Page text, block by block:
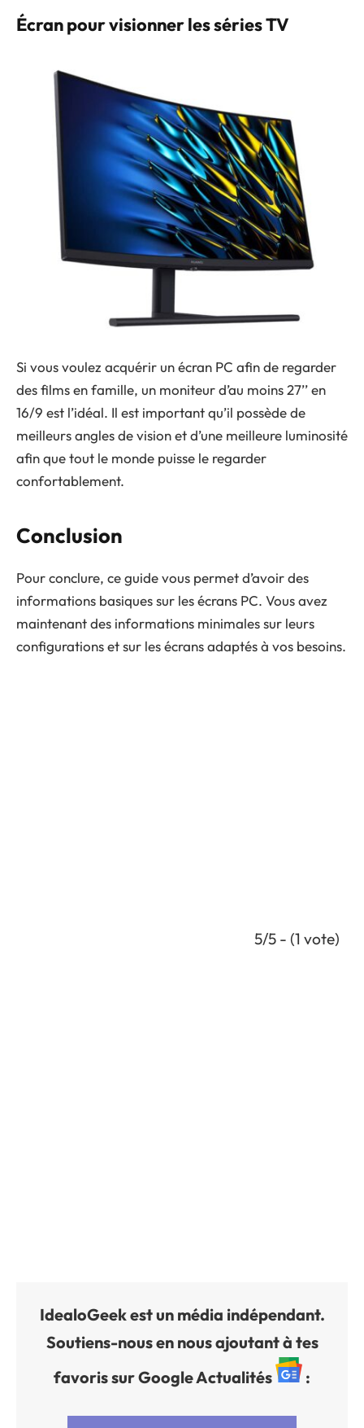
Écran pour visionner les séries TV
Si vous voulez acquérir un écran PC afin de regarder
des films en famille, un moniteur d’au moins 27’’ en
16/9 est l’idéal. Il est important qu’il possède de
meilleurs angles de vision et d’une meilleure luminosité
afin que tout le monde puisse le regarder
confortablement.
Conclusion
Pour conclure, ce guide vous permet d’avoir des
informations basiques sur les écrans PC. Vous avez
maintenant des informations minimales sur leurs
configurations et sur les écrans adaptés à vos besoins.
5/5 - (1 vote)
IdealoGeek est un média indépendant.
Soutiens-nous en nous ajoutant à tes
favoris sur Google Actualités
: